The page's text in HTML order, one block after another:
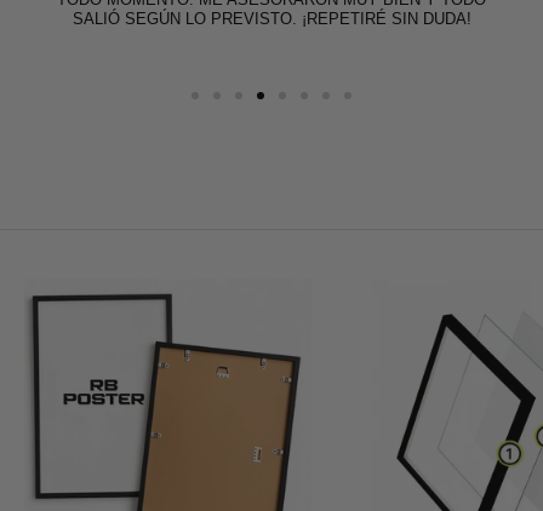
SALIÓ SEGÚN LO PREVISTO. ¡REPETIRÉ SIN DUDA!